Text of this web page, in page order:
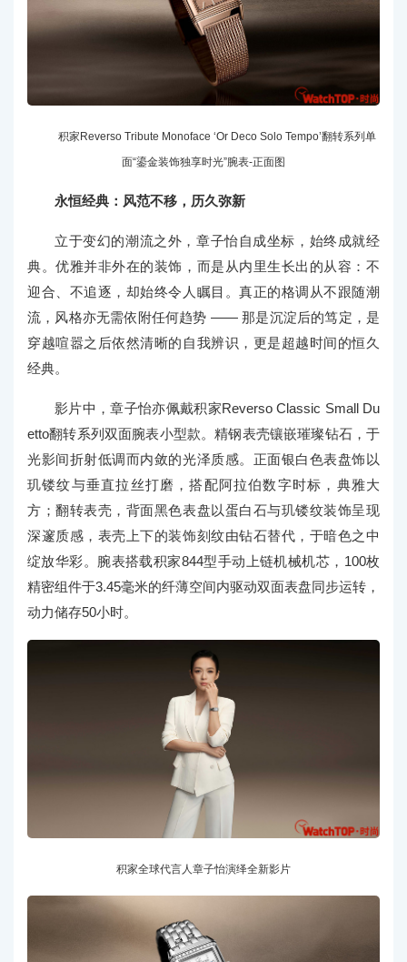
积家Reverso Tribute Monoface ‘Or Deco Solo Tempo’翻转系列单
面“鎏金装饰独享时光”腕表-正面图
永恒经典：风范不移，历久弥新
立于变幻的潮流之外，章子怡自成坐标，始终成就经
典。优雅并非外在的装饰，而是从内里生长出的从容：不
迎合、不追逐，却始终令人瞩目。真正的格调从不跟随潮
流，风格亦无需依附任何趋势 —— 那是沉淀后的笃定，是
穿越喧嚣之后依然清晰的自我辨识，更是超越时间的恒久
经典。
影片中，章子怡亦佩戴积家Reverso Classic Small Du
etto翻转系列双面腕表小型款。精钢表壳镶嵌璀璨钻石，于
光影间折射低调而内敛的光泽质感。正面银白色表盘饰以
玑镂纹与垂直拉丝打磨，搭配阿拉伯数字时标，典雅大
方；翻转表壳，背面黑色表盘以蛋白石与玑镂纹装饰呈现
深邃质感，表壳上下的装饰刻纹由钻石替代，于暗色之中
绽放华彩。腕表搭载积家844型手动上链机械机芯，100枚
精密组件于3.45毫米的纤薄空间内驱动双面表盘同步运转，
动力储存50小时。
积家全球代言人章子怡演绎全新影片